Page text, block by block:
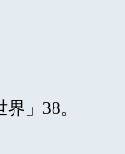
」38。